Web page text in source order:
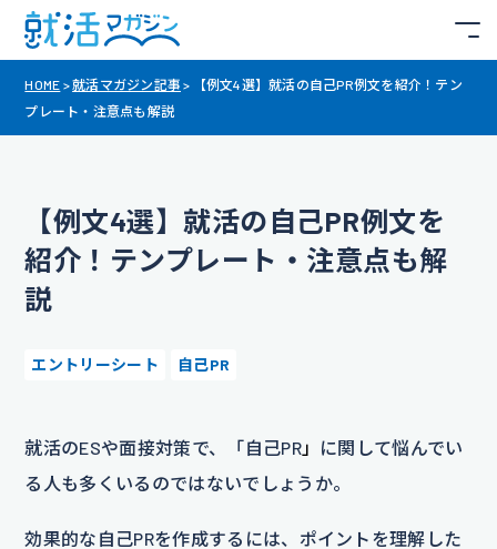
HOME >就活マガジン記事 >
【例文4選】就活の自己PR例文を紹介！テン
プレート・注意点も解説
【例文4選】就活の自己PR例文を
紹介！テンプレート・注意点も解
説
エントリーシート 自己PR
就活のESや面接対策で、「自己PR」 に関して悩んでい
る人も多くいるのではないでしょうか。
効果的な自己PRを作成するには、ポイントを理解した